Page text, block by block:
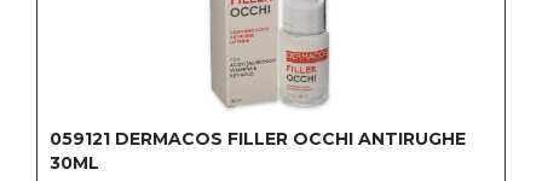
059121 DERMACOS FILLER OCCHI ANTIRUGHE
30ML